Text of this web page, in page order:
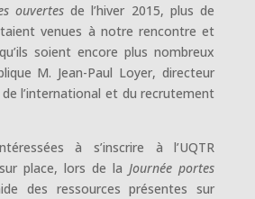
ouvertesde l’hiver 2015, plus de
venues à notre rencontre et
soient encore plus nombreux
M. Jean-Paul Loyer, directeur
l’international et du recrutement
à s’inscrire à l’UQTR
place, lors de la Journée portes
des ressources présentes sur